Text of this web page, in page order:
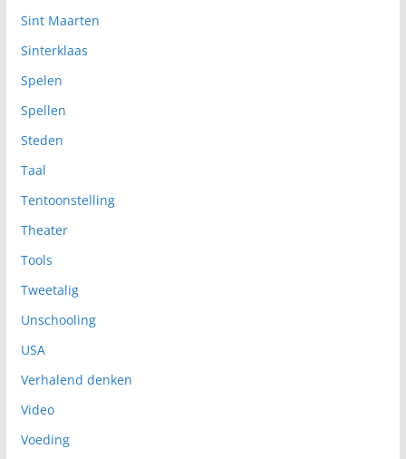
Sint Maarten
Sinterklaas
Spelen
Spellen
Steden
Taal
Tentoonstelling
Theater
Tools
Tweetalig
Unschooling
USA
Verhalend denken
Video
Voeding